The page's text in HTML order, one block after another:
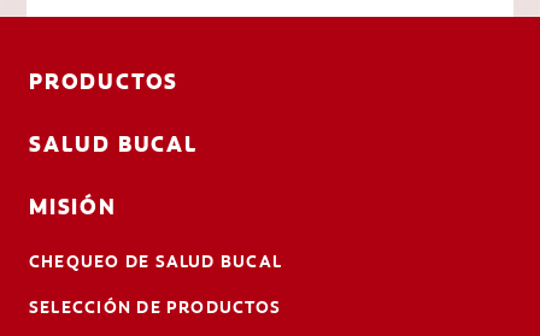
PRODUCTOS
SALUD BUCAL
MISIÓN
CHEQUEO DE SALUD BUCAL
SELECCIÓN DE PRODUCTOS